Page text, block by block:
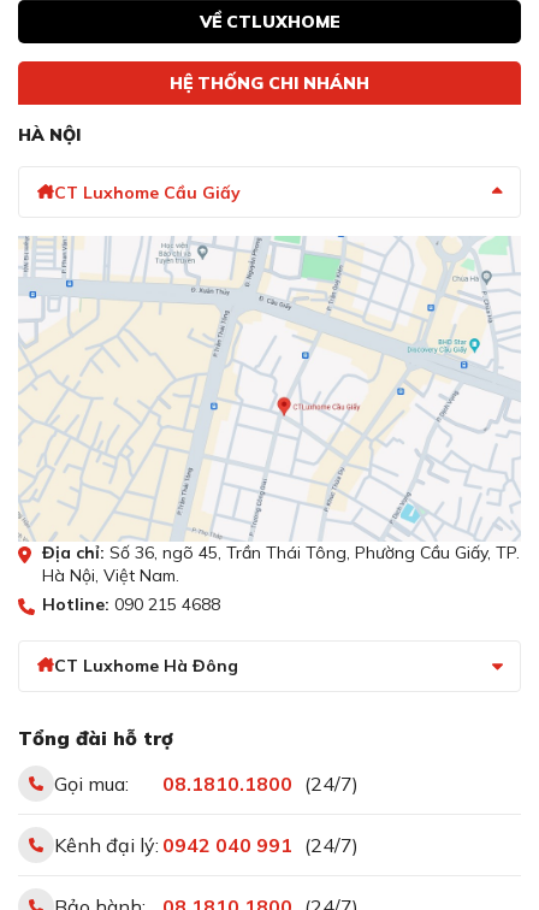
VỀ CTLUXHOME
HỆ THỐNG CHI NHÁNH
HÀ NỘI
CT Luxhome Cầu Giấy
Địa chỉ: Số 36, ngõ 45, Trần Thái Tông, Phường Cầu Giấy, TP.
Hà Nội, Việt Nam.
Hotline: 090 215 4688
CT Luxhome Hà Đông
Tổng đài hỗ trợ
Gọi mua:
08.1810.1800 (24/7)
Kênh đại lý: 0942 040 991 (24/7)